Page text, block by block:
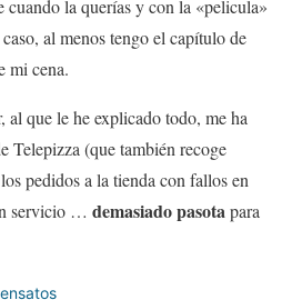
cuando la querías y con la «pelicula»
al menos tengo el capítulo de
mi cena.
que le he explicado todo, me ha
Telepizza (que también recoge
pedidos a la tienda con fallos en
servicio … demasiado pasotapara